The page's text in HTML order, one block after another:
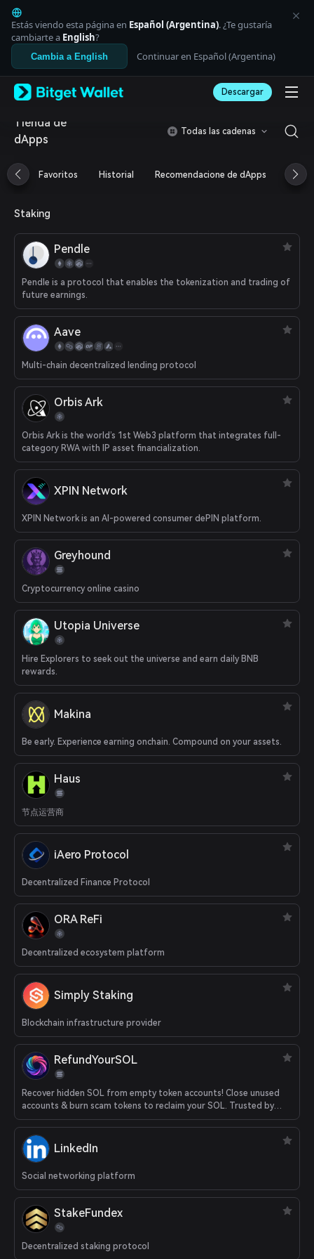
English
日本語
Tiếng Việt
Русский
Español (Latinoamérica)
Italiano
Deutsch
简体中文
Português (Portugal)
Bahasa Indonesia
العربية
Español
Português (Brasil)
Español (Argentina)
Estás viendo esta página en Español (Argentina). ¿Te gustaría
cambiarte a English?
Cambia a English Continuar en Español (Argentina)
Descargar
Tienda de
dApps
Todas las cadenas
Favoritos Historial Recomendacione de dApps
Staking
Pendle
Pendle is a protocol that enables the tokenization and trading of
future earnings.
Aave
Multi-chain decentralized lending protocol
Orbis Ark
Orbis Ark is the world’s 1st Web3 platform that integrates full-
category RWA with IP asset financialization.
XPIN Network
XPIN Network is an AI-powered consumer dePIN platform.
Greyhound
Cryptocurrency online casino
Utopia Universe
Hire Explorers to seek out the universe and earn daily BNB
rewards.
Makina
Be early. Experience earning onchain. Compound on your assets.
Haus
节点运营商
iAero Protocol
Decentralized Finance Protocol
ORA ReFi
Decentralized ecosystem platform
Simply Staking
Blockchain infrastructure provider
RefundYourSOL
Recover hidden SOL from empty token accounts! Close unused
accounts & burn scam tokens to reclaim your SOL. Trusted by
500K+ Solana users worldwide.
LinkedIn
Social networking platform
StakeFundex
Decentralized staking protocol